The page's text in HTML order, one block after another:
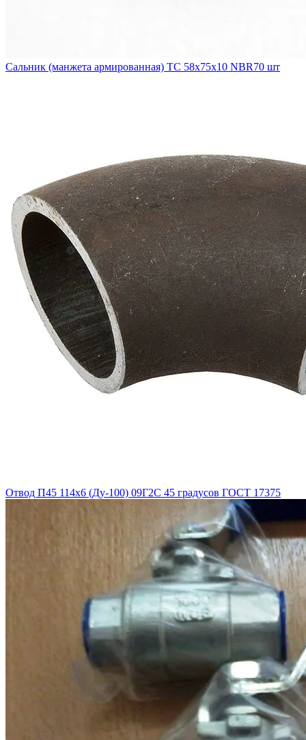
Сальник (манжета армированная) TC 58x75x10 NBR70 шт
Отвод П45 114х6 (Ду-100) 09Г2С 45 градусов ГОСТ 17375